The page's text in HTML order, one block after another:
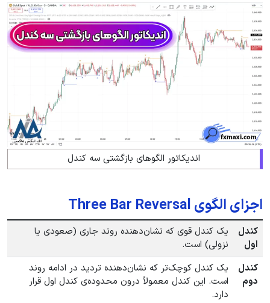
اندیکاتور الگوهای بازگشتی سه کندل
اجزای الگوی Three Bar Reversal
کندل
اول
یک کندل قوی که نشان‌دهنده روند جاری (صعودی یا
نزولی) است.
کندل
دوم
یک کندل کوچک‌تر که نشان‌دهنده تردید در ادامه روند
است. این کندل معمولاً درون محدوده‌ی کندل اول قرار
دارد.